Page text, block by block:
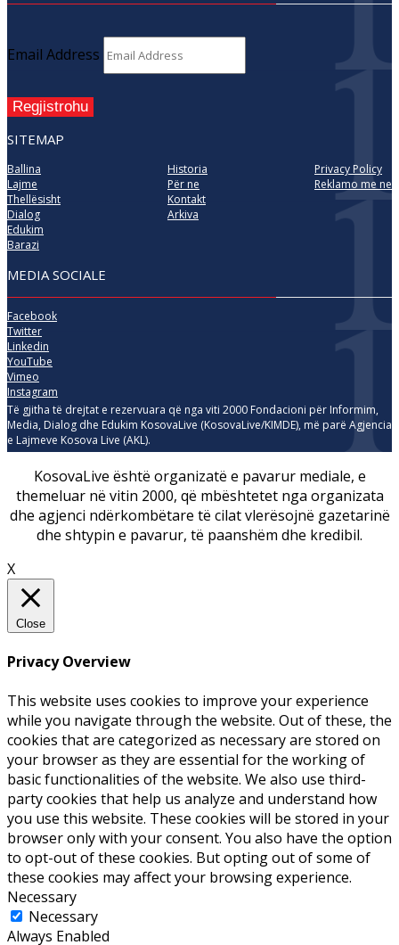
Email Address
Regjistrohu
SITEMAP
Ballina
Lajme
Thellësisht
Dialog
Edukim
Barazi
Historia
Për ne
Kontakt
Arkiva
Privacy Policy
Reklamo me ne
MEDIA SOCIALE
Facebook
Twitter
Linkedin
YouTube
Vimeo
Instagram
Të gjitha të drejtat e rezervuara që nga viti 2000 Fondacioni për Informim,
Media, Dialog dhe Edukim KosovaLive (KosovaLive/KIMDE), më parë Agjencia
e Lajmeve Kosova Live (AKL).
KosovaLive është organizatë e pavarur mediale, e
themeluar në vitin 2000, që mbështetet nga organizata
dhe agjenci ndërkombëtare të cilat vlerësojnë gazetarinë
dhe shtypin e pavarur, të paanshëm dhe kredibil.
X
Close
Privacy Overview
This website uses cookies to improve your experience
while you navigate through the website. Out of these, the
cookies that are categorized as necessary are stored on
your browser as they are essential for the working of
basic functionalities of the website. We also use third-
party cookies that help us analyze and understand how
you use this website. These cookies will be stored in your
browser only with your consent. You also have the option
to opt-out of these cookies. But opting out of some of
these cookies may affect your browsing experience.
Necessary
Necessary
Always Enabled